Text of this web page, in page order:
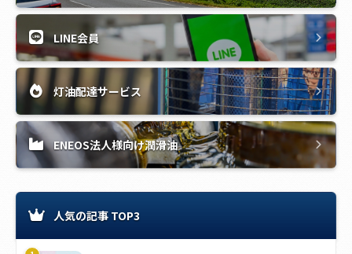
LINE会員
灯油配達サービス
ENEOS法人様向け潤滑油
人気の記事 TOP3